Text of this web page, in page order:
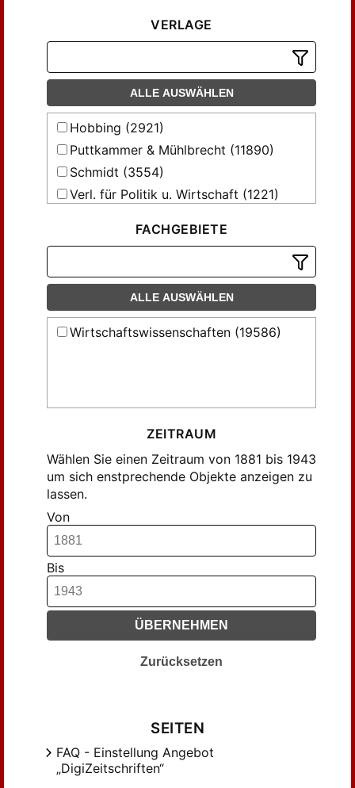
VERLAGE
ALLE AUSWÄHLEN
Hobbing (2921)
Puttkammer & Mühlbrecht (11890)
Schmidt (3554)
Verl. für Politik u. Wirtschaft (1221)
FACHGEBIETE
ALLE AUSWÄHLEN
Wirtschaftswissenschaften (19586)
ZEITRAUM
Wählen Sie einen Zeitraum von 1881 bis 1943
um sich enstprechende Objekte anzeigen zu
lassen.
Von
Bis
ÜBERNEHMEN
Zurücksetzen
SEITEN
FAQ - Einstellung Angebot
„DigiZeitschriften“